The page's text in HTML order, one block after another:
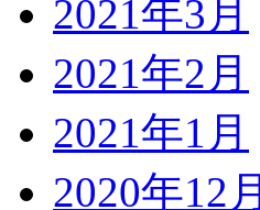
2021年3月
2021年2月
2021年1月
2020年12月